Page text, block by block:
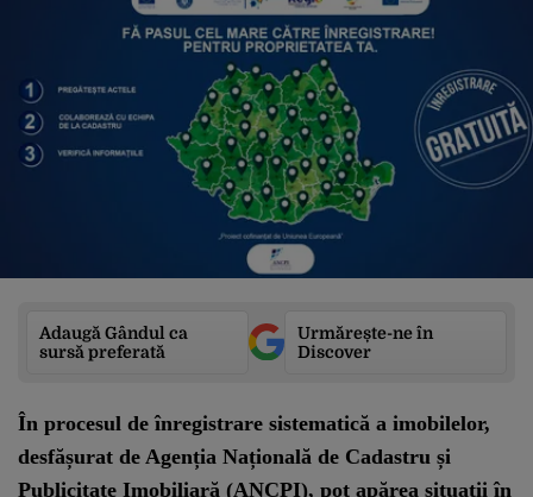
Adaugă Gândul ca
sursă preferată
Urmărește-ne în
Discover
În procesul de înregistrare sistematică a imobilelor,
desfășurat de Agenția Națională de Cadastru și
Publicitate Imobiliară (ANCPI), pot apărea situații în